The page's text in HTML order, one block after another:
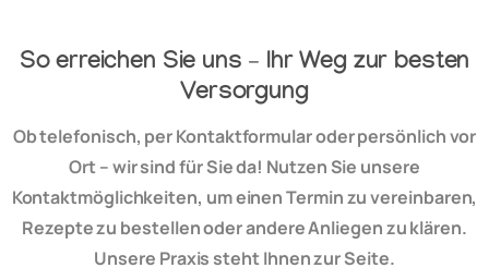
So erreichen Sie uns – Ihr Weg zur besten
Versorgung
Ob telefonisch, per Kontaktformular oder persönlich vor
Ort – wir sind für Sie da! Nutzen Sie unsere
Kontaktmöglichkeiten, um einen Termin zu vereinbaren,
Rezepte zu bestellen oder andere Anliegen zu klären.
Unsere Praxis steht Ihnen zur Seite.